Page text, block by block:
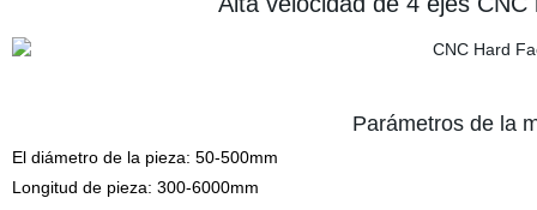
Parámetros de la
El diámetro de la pieza: 50-500mm
Longitud de pieza: 300-6000mm